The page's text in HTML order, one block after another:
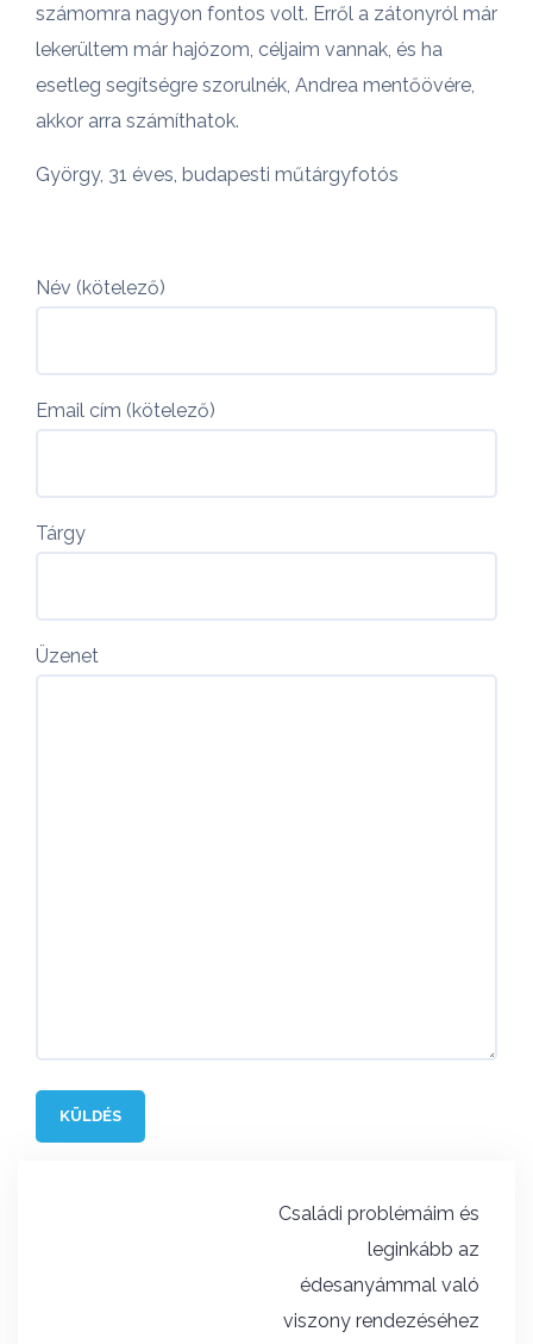
számomra nagyon fontos volt. Erről a zátonyról már
lekerültem már hajózom, céljaim vannak, és ha
esetleg segítségre szorulnék, Andrea mentőövére,
akkor arra számíthatok.
György, 31 éves, budapesti műtárgyfotós
Név (kötelező)
Email cím (kötelező)
Tárgy
Üzenet
Családi problémáim és
leginkább az
édesanyámmal való
viszony rendezéséhez